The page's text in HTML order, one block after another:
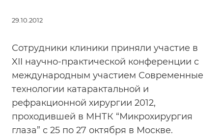
29.10.2012
Сотрудники клиники приняли участие в
XII научно-практической конференции с
международным участием Современные
технологии катарактальной и
рефракционной хирургии 2012,
проходившей в МНТК “Микрохирургия
глаза” с 25 по 27 октября в Москве.